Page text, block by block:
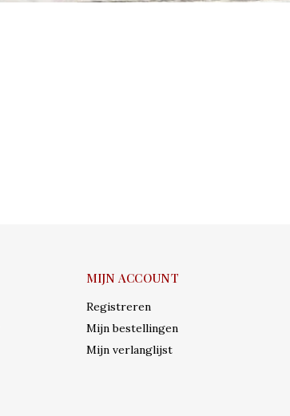
MIJN ACCOUNT
Registreren
Mijn bestellingen
Mijn verlanglijst